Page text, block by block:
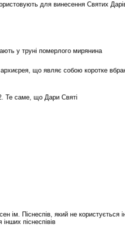
для винесення Святих
у труні померлого мирянина
що являє собою коротке
Те саме, що Дари Святі
ім. Піснеспів, який не
піснеспівів